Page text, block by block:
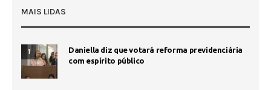
MAIS LIDAS
1
Daniella diz que votará reforma previdenciária
com espírito público